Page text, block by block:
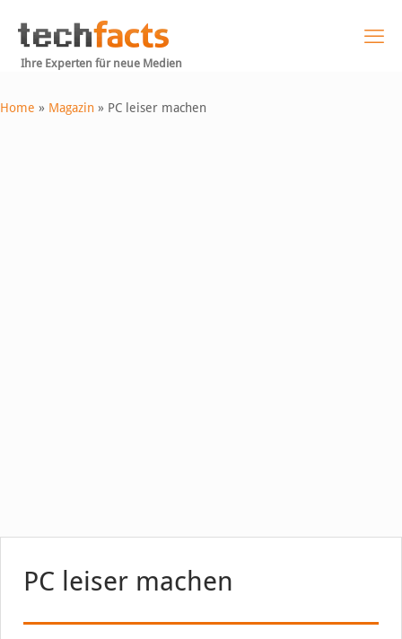
Ihre Experten für neue Medien
Home » Magazin » PC leiser machen
PC leiser machen